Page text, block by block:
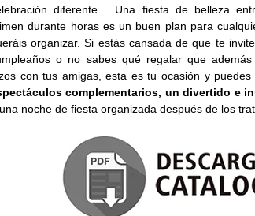
diferente… Una fiesta de belleza
durante horas es un buen plan para
organizar. Si estás cansada de que te
o no sabes qué regalar que
con tus amigas, esta es tu ocasión y
complementarios, un divertido e
noche de fiesta organizada después de los